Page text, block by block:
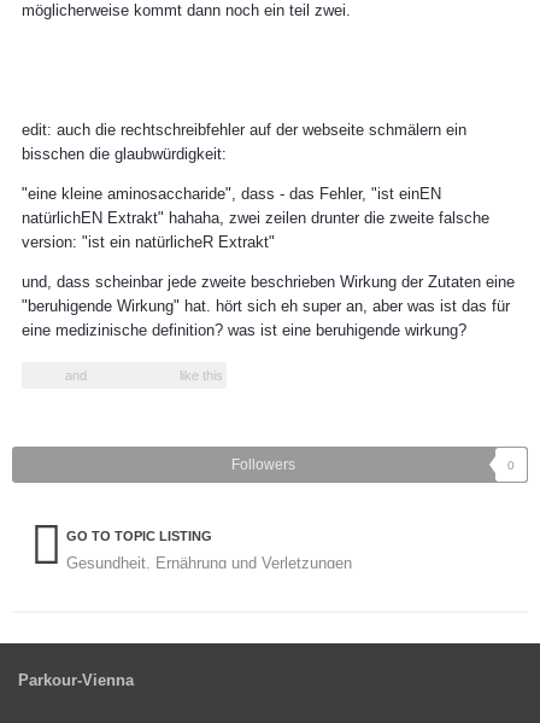
möglicherweise kommt dann noch ein teil zwei.
edit: auch die rechtschreibfehler auf der webseite schmälern ein
bisschen die glaubwürdigkeit:
"eine kleine aminosaccharide", dass - das Fehler, "ist einEN
natürlichEN Extrakt" hahaha, zwei zeilen drunter die zweite falsche
version: "ist ein natürlicheR Extrakt"
und, dass scheinbar jede zweite beschrieben Wirkung der Zutaten eine
"beruhigende Wirkung" hat. hört sich eh super an, aber was ist das für
eine medizinische definition? was ist eine beruhigende wirkung?
and like this
Followers 0
GO TO TOPIC LISTING
Gesundheit, Ernährung und Verletzungen
Parkour-Vienna